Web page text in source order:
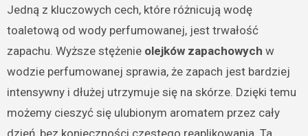
Jedną z kluczowych cech, które różnicują wodę
toaletową od wody perfumowanej, jest trwałość
zapachu. Wyższe stężenie olejków zapachowych w
wodzie perfumowanej sprawia, że zapach jest bardziej
intensywny i dłużej utrzymuje się na skórze. Dzięki temu
możemy cieszyć się ulubionym aromatem przez cały